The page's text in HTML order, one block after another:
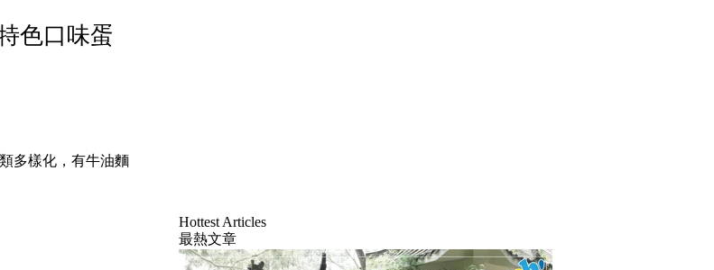
色口味蛋
多樣化，有牛油麵
Hottest Articles
最熱文章